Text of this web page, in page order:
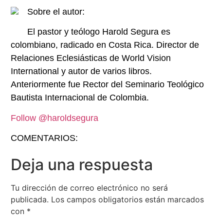
Sobre el autor:
El pastor y teólogo Harold Segura es
colombiano, radicado en Costa Rica. Director de
Relaciones Eclesiásticas de World Vision
International y autor de varios libros.
Anteriormente fue Rector del Seminario Teológico
Bautista Internacional de Colombia.
Follow @haroldsegura
COMENTARIOS:
Deja una respuesta
Tu dirección de correo electrónico no será
publicada. Los campos obligatorios están marcados
con *